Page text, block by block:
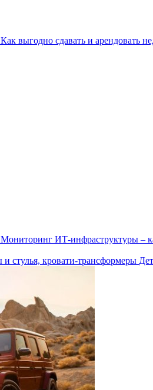
Как выгодно сдавать и арендовать
Мониторинг ИТ-инфраструктуры –